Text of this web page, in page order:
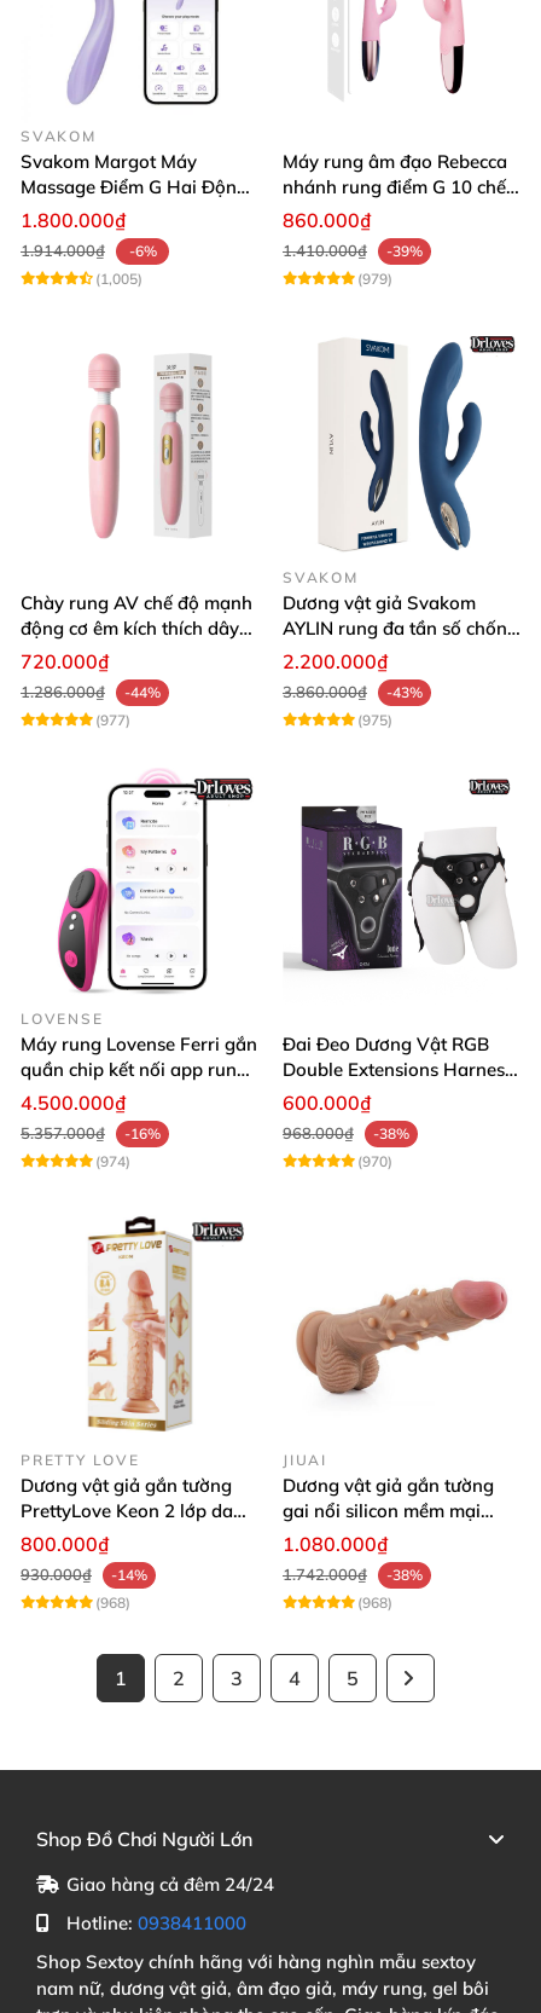
SVAKOM
Svakom Margot Máy
Massage Điểm G Hai Động
Cơ Có Sưởi Ấm Điều Khiển
App Thông Minh
1.800.000₫
1.914.000₫
-6%
(1,005)
Máy rung âm đạo Rebecca
nhánh rung điểm G 10 chế
độ
860.000₫
1.410.000₫
-39%
(979)
Chày rung AV chế độ mạnh
động cơ êm kích thích dây
thần kinh nữ
720.000₫
1.286.000₫
-44%
(977)
SVAKOM
Dương vật giả Svakom
AYLIN rung đa tần số chống
nước sạc pin tiện lợi
2.200.000₫
3.860.000₫
-43%
(975)
LOVENSE
Máy rung Lovense Ferri gắn
quần chip kết nối app rung
mạnh mẽ
4.500.000₫
5.357.000₫
-16%
(974)
Đai Đeo Dương Vật RGB
Double Extensions Harness
Silicon
600.000₫
968.000₫
-38%
(970)
PRETTY LOVE
Dương vật giả gắn tường
PrettyLove Keon 2 lớp da
silicon mềm
800.000₫
930.000₫
-14%
(968)
JIUAI
Dương vật giả gắn tường
gai nổi silicon mềm mại
tăng khoái cảm
1.080.000₫
1.742.000₫
-38%
(968)
1 2 3 4 5
Shop Đồ Chơi Người Lớn
Giao hàng cả đêm 24/24
Hotline: 0938411000
Shop Sextoy chính hãng với hàng nghìn mẫu sextoy
nam nữ, dương vật giả, âm đạo giả, máy rung, gel bôi